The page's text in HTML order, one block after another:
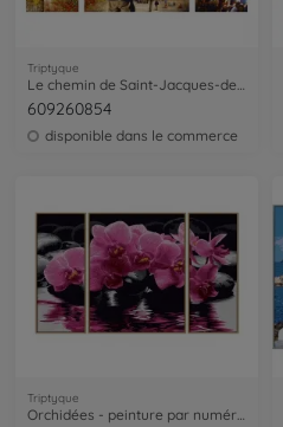
Triptyque
609260854
disponible dans le commerce
Triptyque
Orchidées - peinture par numéros